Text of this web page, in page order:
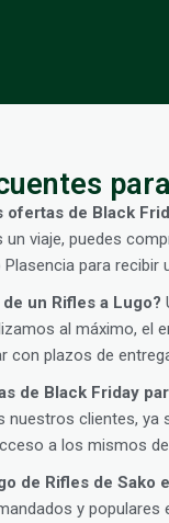
ofertas de Black
viaje, puedes
para
un Rifles a Lugo?
al máximo, el
con plazos de
de Black Friday
nuestros clientes, ya
a los mismos
de Rifles de Sako
y